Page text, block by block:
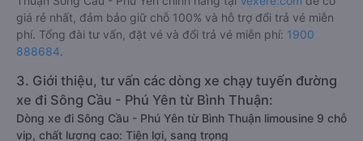
khách đi Sông Cầu - Phú Yên từ Bình Thuận có mức giá dao
động từ 300000 đồng - 1000000 đồng. Trong đó, nhà xe
Trung Hòa có giá vé rẻ nhất, chỉ 300000 đồng. Đặt vé xe Bình
Thuận Sông Cầu - Phú Yên chính hãng tại
giá rẻ nhất, đảm bảo giữ chỗ 100% và hỗ trợ đổi trả vé miễn
phí. Tổng đài tư vấn, đặt vé và đổi trả vé miễn phí:
888684 .